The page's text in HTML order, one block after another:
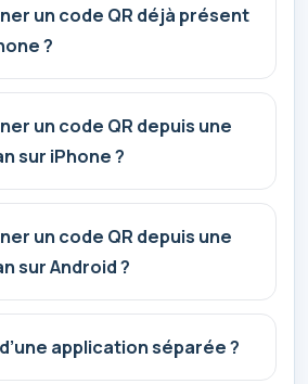
un code QR déjà présent
?
un code QR depuis une
sur iPhone ?
un code QR depuis une
sur Android ?
application séparée ?